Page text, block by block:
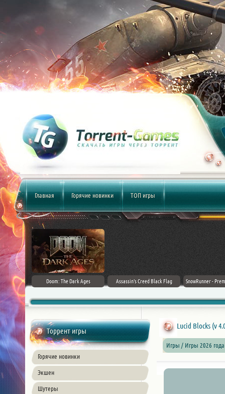
Главная Горячие новинки ТОП игры
Cut
DLC] (2024)
Doom: The Dark Ages
Assassin's Creed Black Flag
SnowRunner -
Торрент игры
Горячие новинки
Экшен
Шутеры
Lucid Blocks (v
Игры / Игры 2026